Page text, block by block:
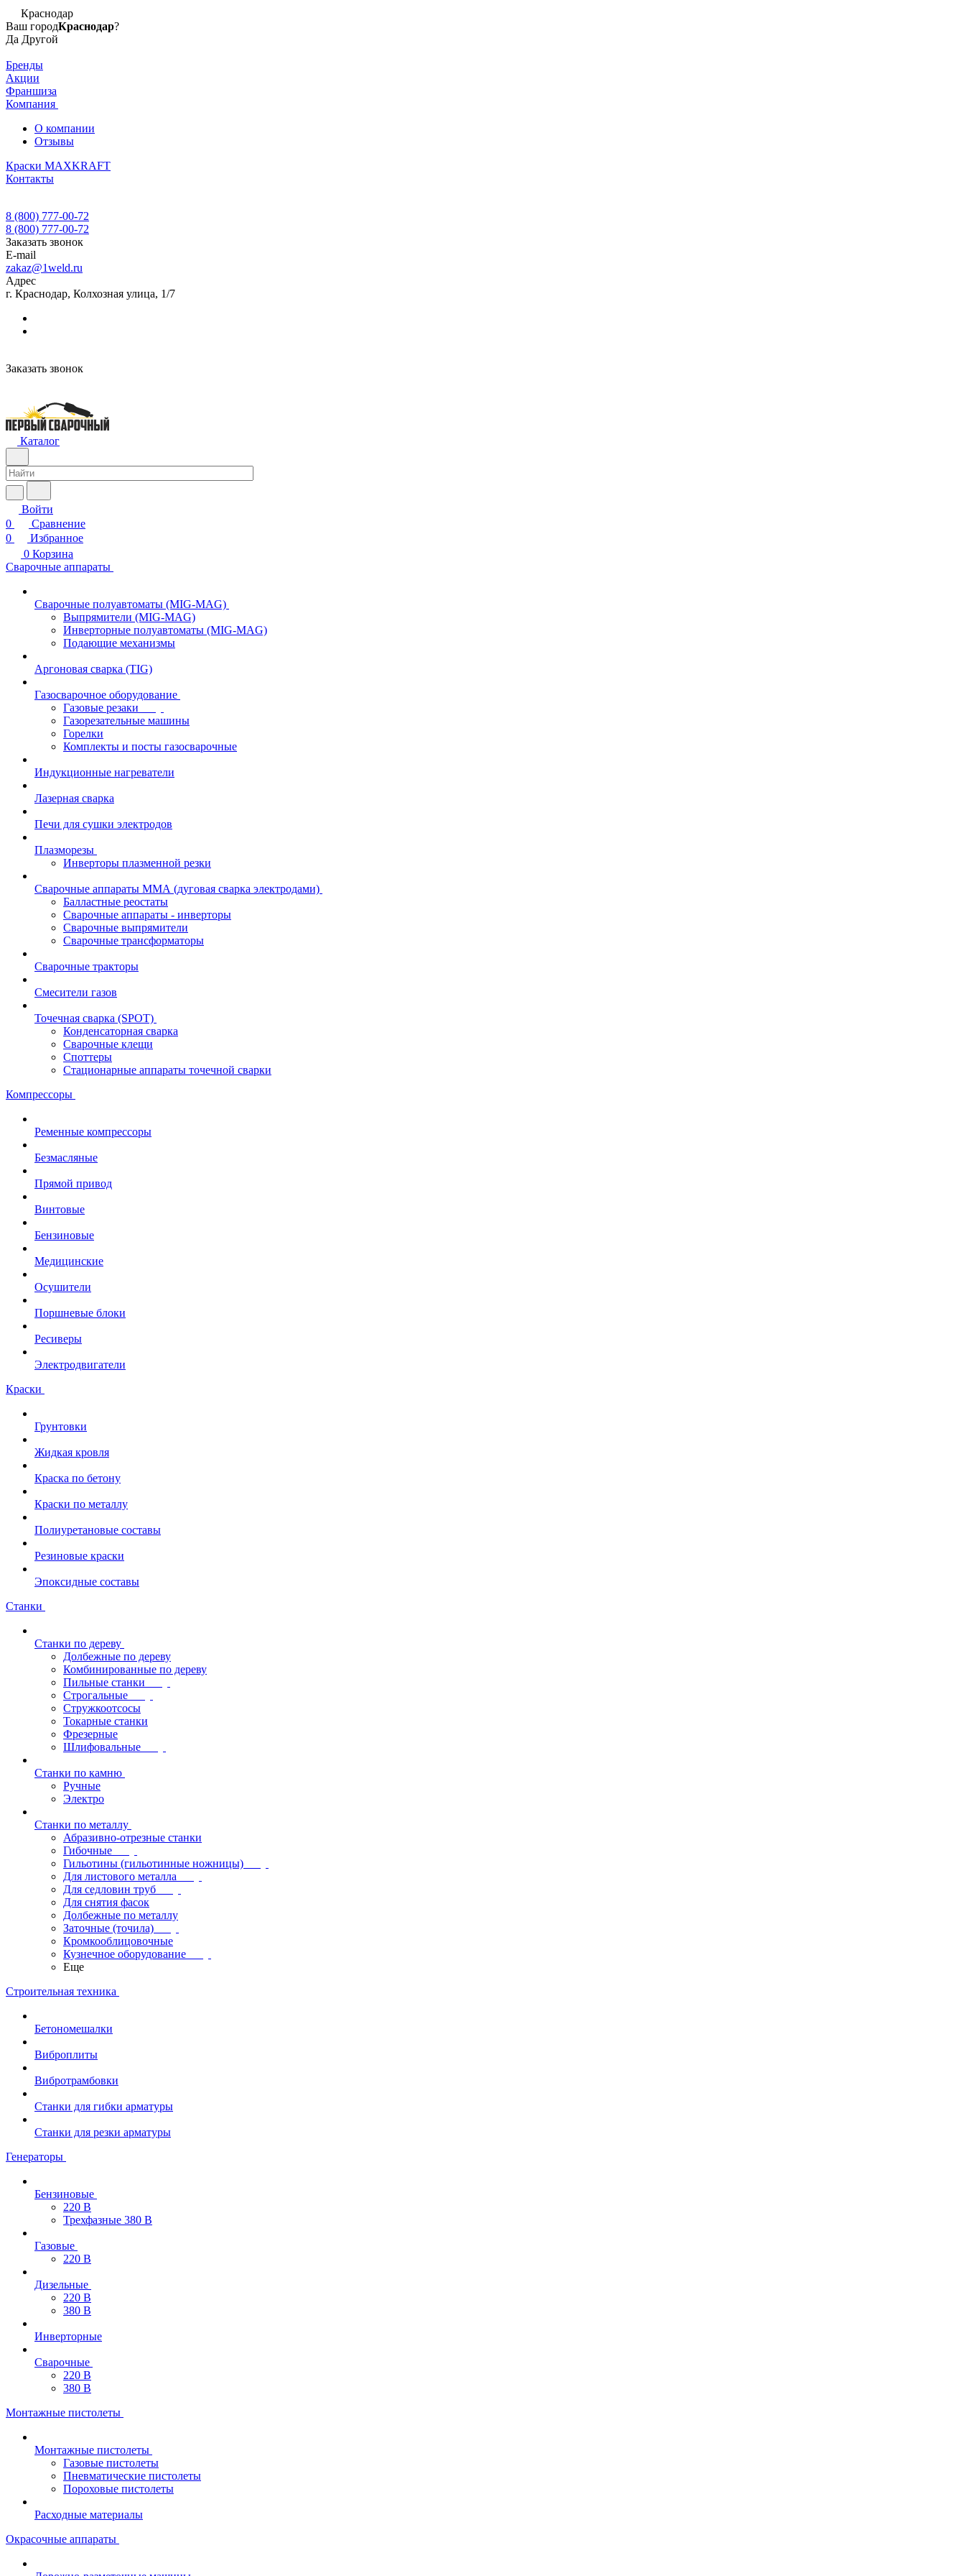
Краснодар
Ваш городКраснодар?
Да Другой
Бренды
Акции
Франшиза
Компания
О компании
Отзывы
Краски MAXKRAFT
Контакты
8 (800) 777-00-72
8 (800) 777-00-72
Заказать звонок
E-mail
zakaz@1weld.ru
Адрес
г. Краснодар, Колхозная улица, 1/7
Заказать звонок
Каталог
Войти
0
Сравнение
0
Избранное
0 Корзина
Сварочные аппараты
Сварочные полуавтоматы (MIG-MAG)
Выпрямители (MIG-MAG)
Инверторные полуавтоматы (MIG-MAG)
Подающие механизмы
Аргоновая сварка (TIG)
Газосварочное оборудование
Газовые резаки
Газорезательные машины
Горелки
Комплекты и посты газосварочные
Индукционные нагреватели
Лазерная сварка
Печи для сушки электродов
Плазморезы
Инверторы плазменной резки
Сварочные аппараты ММА (дуговая сварка электродами)
Балластные реостаты
Сварочные аппараты - инверторы
Сварочные выпрямители
Сварочные трансформаторы
Сварочные тракторы
Смесители газов
Точечная сварка (SPOT)
Конденсаторная сварка
Сварочные клещи
Споттеры
Стационарные аппараты точечной сварки
Компрессоры
Ременные компрессоры
Безмасляные
Прямой привод
Винтовые
Бензиновые
Медицинские
Осушители
Поршневые блоки
Ресиверы
Электродвигатели
Краски
Грунтовки
Жидкая кровля
Краска по бетону
Краски по металлу
Полиуретановые составы
Резиновые краски
Эпоксидные составы
Станки
Станки по дереву
Долбежные по дереву
Комбинированные по дереву
Пильные станки
Строгальные
Стружкоотсосы
Токарные станки
Фрезерные
Шлифовальные
Станки по камню
Ручные
Электро
Станки по металлу
Абразивно-отрезные станки
Гибочные
Гильотины (гильотинные ножницы)
Для листового металла
Для седловин труб
Для снятия фасок
Долбежные по металлу
Заточные (точила)
Кромкооблицовочные
Кузнечное оборудование
Еще
Строительная техника
Бетономешалки
Виброплиты
Вибротрамбовки
Станки для гибки арматуры
Станки для резки арматуры
Генераторы
Бензиновые
220 В
Трехфазные 380 В
Газовые
220 В
Дизельные
220 В
380 В
Инверторные
Сварочные
220 В
380 В
Монтажные пистолеты
Монтажные пистолеты
Газовые пистолеты
Пневматические пистолеты
Пороховые пистолеты
Расходные материалы
Окрасочные аппараты